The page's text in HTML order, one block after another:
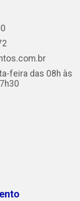
feira das 08h às